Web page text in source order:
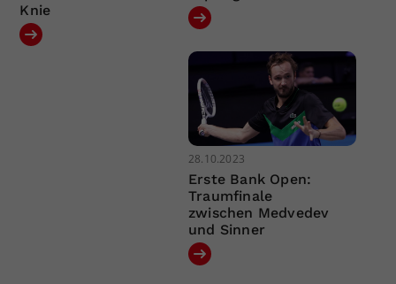
Knie
28.10.2023
Erste Bank Open:
Traumfinale
zwischen Medvedev
und Sinner